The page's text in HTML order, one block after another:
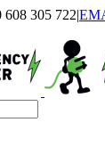
305 722|